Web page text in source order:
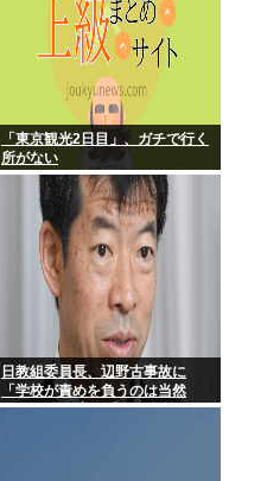
「東京観光2日目」、ガチで行く
所がない
日教組委員長、辺野古事故に
「学校が責めを負うのは当然
だ」 平和教育は「存在意義」